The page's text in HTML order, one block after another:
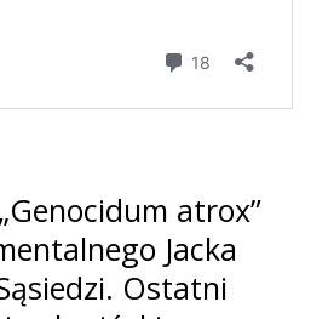
atrox”
Jacka
Ostatni